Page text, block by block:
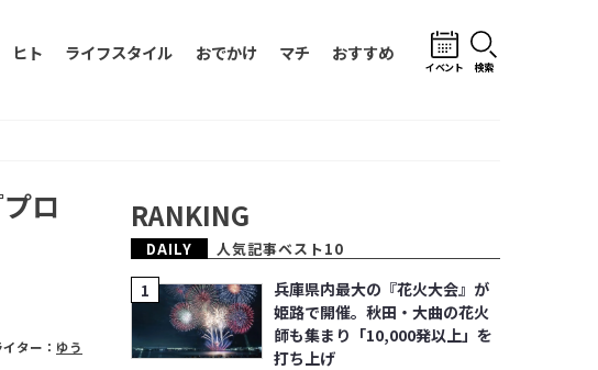
ヒト ライフスタイル おでかけ マチ おすすめ
イベント 検索
ロ
イター： ゆう
RANKING
DAILY 人気記事ベスト10
兵庫県内最大の『花火大会』が
姫路で開催。秋田・大曲の花火
師も集まり「10,000発以上」を
打ち上げ